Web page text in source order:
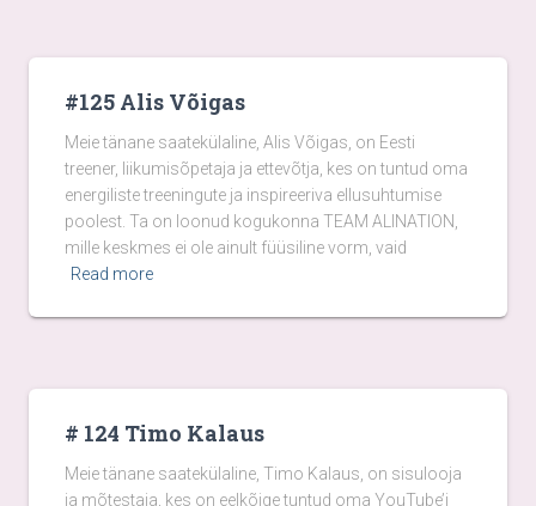
#125 Alis Võigas
Meie tänane saatekülaline, Alis Võigas, on Eesti
treener, liikumisõpetaja ja ettevõtja, kes on tuntud oma
energiliste treeningute ja inspireeriva ellusuhtumise
poolest. Ta on loonud kogukonna TEAM ALINATION,
mille keskmes ei ole ainult füüsiline vorm, vaid
Read more
# 124 Timo Kalaus
Meie tänane saatekülaline, Timo Kalaus, on sisulooja
ja mõtestaja, kes on eelkõige tuntud oma YouTube’i